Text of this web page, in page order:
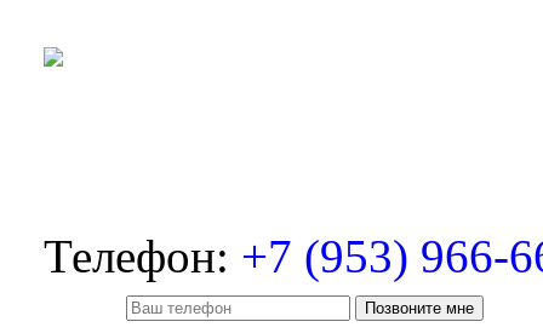
Телефон: +7 (953) 966-
Позвоните мне